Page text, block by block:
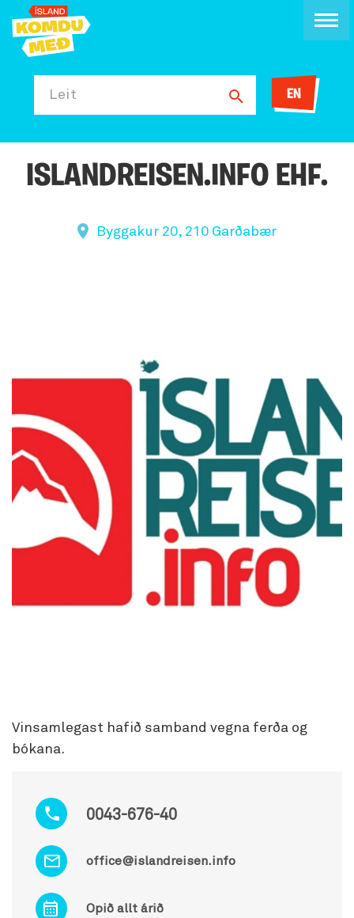
Leit EN
ISLANDREISEN.INFO EHF.
Byggakur 20, 210 Garðabær
0043-676-40
office@islandreisen.info
Opið allt árið
Vinsamlegast hafið samband vegna ferða og
bókana.